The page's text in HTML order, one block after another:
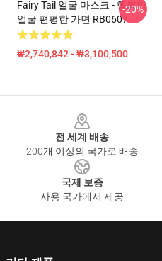
Fairy Tail 얼굴 마스크 - 행복한
얼굴 편평한 가면 RB0607
₩2,740,842 - ₩3,100,500
-20%
전 세계 배송
200개 이상의 국가로 배송
국제 보증
사용 국가에서 제공